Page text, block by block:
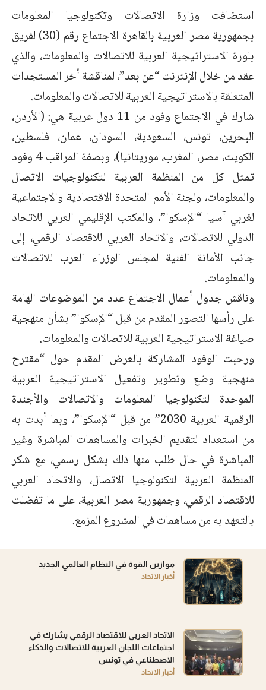
استضافت وزارة الاتصالات وتكنولوجيا المعلومات
بجمهورية مصر العربية بالقاهرة الاجتماع رقم (30) لفريق
بلورة الاستراتيجية العربية للاتصالات والمعلومات، والذي
عقد من خلال الإنترنت “عن بعد”، لمناقشة أخر المستجدات
المتعلقة بالاستراتيجية العربية للاتصالات والمعلومات.
شارك في الاجتماع وفود من 11 دول عربية هي: (الأردن،
البحرين، تونس، السعودية، السودان، عمان، فلسطين،
الكويت، مصر، المغرب، موريتانيا)، وبصفة المراقب 4 وفود
تمثل كل من المنظمة العربية لتكنولوجيات الاتصال
والمعلومات، ولجنة الأمم المتحدة الاقتصادية والاجتماعية
لغربي آسيا “الإسكوا”، والمكتب الإقليمي العربي للاتحاد
الدولي للاتصالات، والاتحاد العربي للاقتصاد الرقمي، إلى
جانب الأمانة الفنية لمجلس الوزراء العرب للاتصالات
والمعلومات.
وناقش جدول أعمال الاجتماع عدد من الموضوعات الهامة
على رأسها التصور المقدم من قبل “الإسكوا” بشأن منهجية
صياغة الاستراتيجية العربية للاتصالات والمعلومات.
ورحبت الوفود المشاركة بالعرض المقدم حول “مقترح
منهجية وضع وتطوير وتفعيل الاستراتيجية العربية
الموحدة لتكنولوجيا المعلومات والاتصالات والأجندة
الرقمية العربية 2030” من قبل “الإسكوا”، وبما أبدت به
من استعداد لتقديم الخبرات والمساهمات المباشرة وغير
المباشرة في حال طلب منها ذلك بشكل رسمي، مع شكر
المنظمة العربية لتكنولوجيا الاتصال، والاتحاد العربي
للاقتصاد الرقمي، وجمهورية مصر العربية، على ما تفضلت
بالتعهد به من مساهمات في المشروع المزمع.
موازين القوة في النظام العالمي الجديد
أخبار الاتحاد
الاتحاد العربي للاقتصاد الرقمي يشارك في
اجتماعات اللجان العربية للاتصالات والذكاء
الاصطناعي في تونس
أخبار الاتحاد